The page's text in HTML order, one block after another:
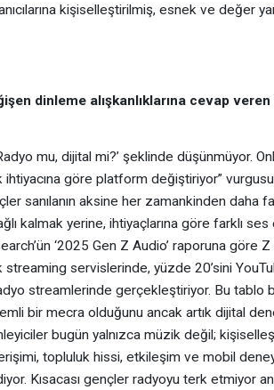
kişiselleştirilmiş, esnek ve değer
dinleme alışkanlıklarına cevap
mu, dijital mi?’ şeklinde düşünmüyor.
göre platform değiştiriyor”
sanılanın aksine her zamankinden daha
kalmak yerine, ihtiyaçlarına göre farklı
‘2025 Gen Z Audio’ raporuna göre
servislerinde, yüzde 20’sini
streamlerinde gerçekleştiriyor. Bu tablo
bir mecra olduğunu ancak artık dijital
bugün yalnızca müzik değil;
topluluk hissi, etkileşim ve mobil
Kısacası gençler radyoyu terk etmiyor